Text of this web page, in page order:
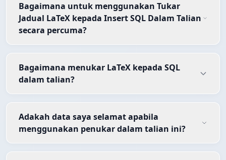
Bagaimana untuk menggunakan Tukar
Jadual LaTeX kepada Insert SQL Dalam Talian
secara percuma?
Bagaimana menukar LaTeX kepada SQL
dalam talian?
Adakah data saya selamat apabila
menggunakan penukar dalam talian ini?